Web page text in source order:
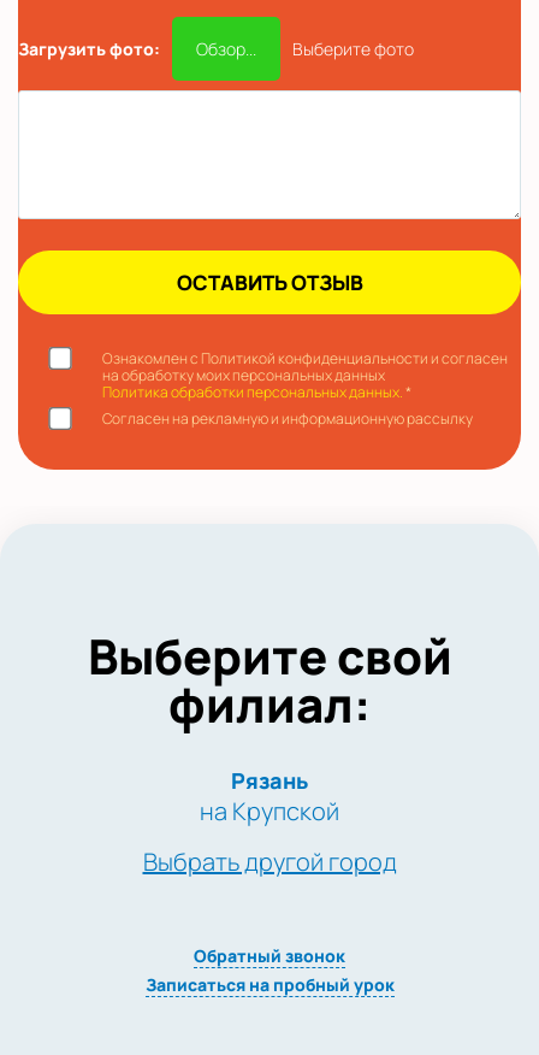
Загрузить фото: Обзор... Выберите фото
Ознакомлен с Политикой конфиденциальности и согласен
на обработку моих персональных данных
Политика обработки персональных данных.*
Согласен на рекламную и информационную рассылку
Выберите свой
филиал:
Рязань
на Крупской
Выбрать другой город
Обратный звонок
Записаться на пробный урок